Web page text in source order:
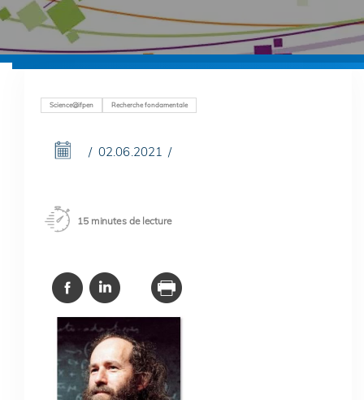
Science@ifpen Recherche fondamentale
02.06.2021
15 minutes de lecture